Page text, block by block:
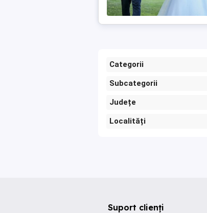
Categorii
Subcategorii
Județe
Localități
Suport clienți